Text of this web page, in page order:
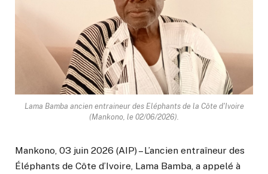
Lama Bamba ancien entraineur des Eléphants de la Côte d'Ivoire
(Mankono, le 02/06/2026).
Mankono, 03 juin 2026 (AIP) – L’ancien entraîneur des
Éléphants de Côte d’Ivoire, Lama Bamba, a appelé à